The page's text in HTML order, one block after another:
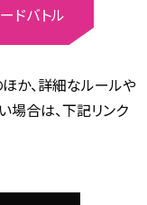
ドバトル
か、詳細なルールや
場合は、下記リンク